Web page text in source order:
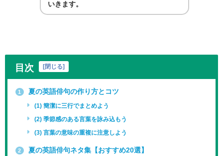
いきます。
目次 閉じる
1 夏の英語俳句の作り方とコツ
(1) 簡潔に三行でまとめよう
(2) 季節感のある言葉を詠み込もう
(3) 言葉の意味の重複に注意しよう
2 夏の英語俳句ネタ集【おすすめ20選】